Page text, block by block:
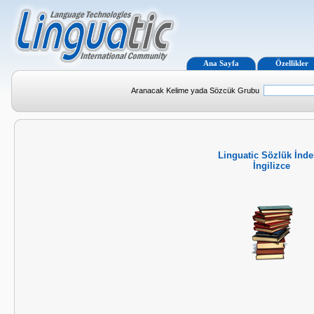
Ana Sayfa Özellikler
Aranacak Kelime yada Sözcük Grubu
Linguatic Sözlük
İngilizce